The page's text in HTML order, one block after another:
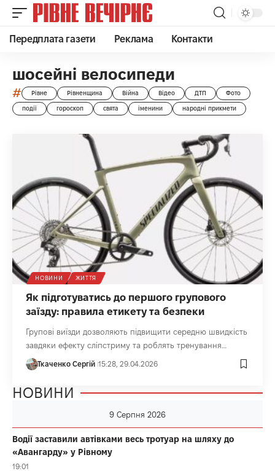
Передплата газети Реклама Контакти
шосейні велосипеди
# Рівне Рівненщина Війна Відео ДТП Фото
події гороскоп свята іменини народні прикмети
НОВИНИ ЖИТТЯ
Як підготуватись до першого групового
заїзду: правила етикету та безпеки
Групові виїзди дозволяють підвищити середню швидкість
завдяки ефекту сліпстриму та роблять тренування…
Ткаченко Сергій 15:28, 29.04.2026
НОВИНИ
9 Серпня 2026
Водії заставили автівками весь тротуар на шляху до
«Авангарду» у Рівному
19:01